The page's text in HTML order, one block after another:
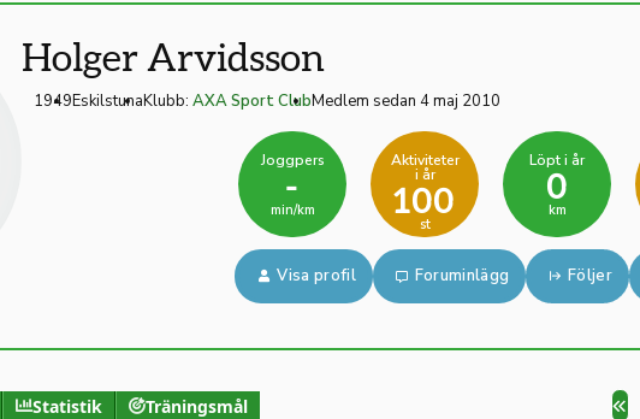
Holger Arvidsson
1949EskilstunaKlubb: AXA Sport ClubMedlem sedan 4 maj 2010
Joggpers
-
min/km
Aktiviteter
i år
100
st
Löpt i år
0
km
Visa profil Foruminlägg Följer
Statistik Träningsmål